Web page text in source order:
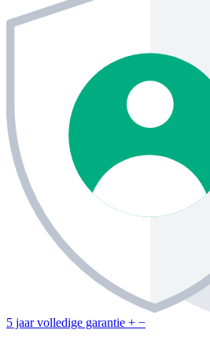
5 jaar volledige garantie + −